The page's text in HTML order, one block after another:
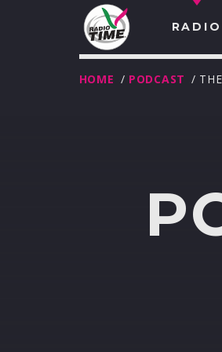
RADIO
HOME / PODCAST /